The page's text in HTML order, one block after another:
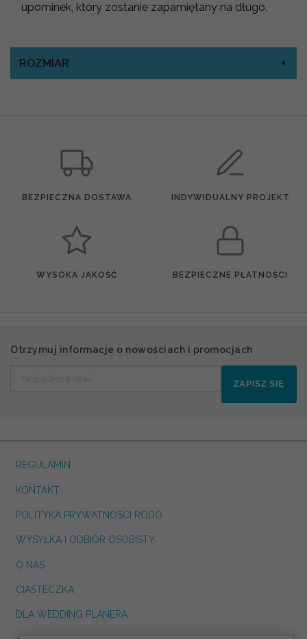
upominek, który zostanie zapamiętany na długo.
ROZMIAR
BEZPIECZNA DOSTAWA INDYWIDUALNY PROJEKT
WYSOKA JAKOŚĆ BEZPIECZNE PŁATNOŚCI
Otrzymuj informacje o nowościach i promocjach
ZAPISZ SIĘ
REGULAMIN
KONTAKT
POLITYKA PRYWATNOSCI RODO
WYSYŁKA I ODBIÓR OSOBISTY
O NAS
CIASTECZKA
DLA WEDDING PLANERA